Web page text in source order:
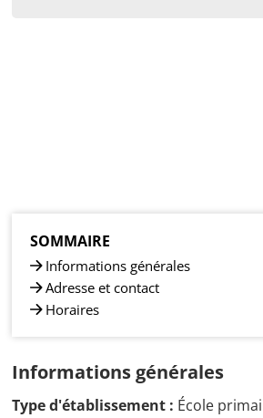
SOMMAIRE
Informations générales
Adresse et contact
Horaires
Informations générales
Type d'établissement : École